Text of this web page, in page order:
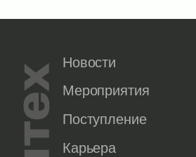
Новости
Мероприятия
Поступление
Карьера